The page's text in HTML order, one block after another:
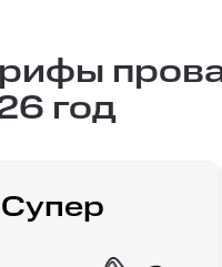
год